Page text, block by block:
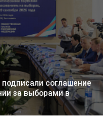
соглашение
за выборами в